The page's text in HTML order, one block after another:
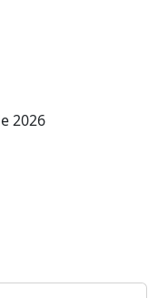
2026